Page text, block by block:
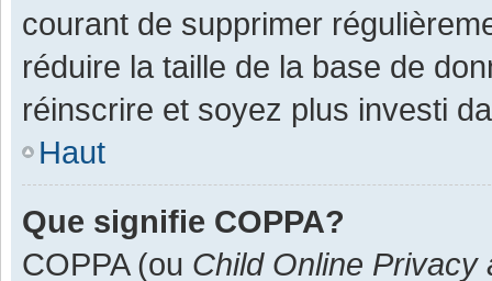
courant de supprimer
réduire la taille de la base de
réinscrire et soyez plus investi
Haut
Que signifie COPPA?
COPPA (ou Child Online Privacy